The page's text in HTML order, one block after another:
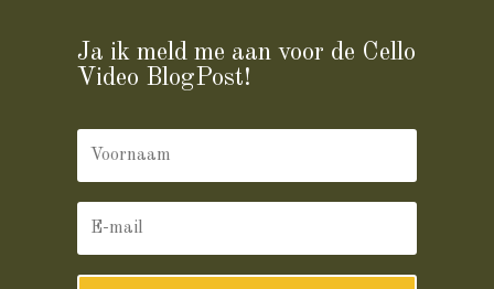
Ja ik meld me aan voor de Cello
Video BlogPost!